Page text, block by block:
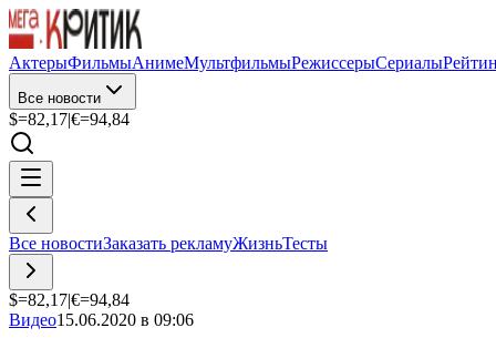
АктерыФильмыАнимеМультфильмыРежиссерыСериалы
Все новости
$=82,17|€=94,84
Все новостиЗаказать рекламуЖизньТесты
$=82,17|€=94,84
Видео15.06.2020 в 09:06